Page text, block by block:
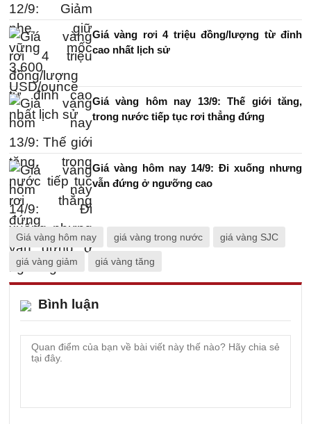
Giá vàng rơi 4 triệu đồng/lượng từ đỉnh
cao nhất lịch sử
Giá vàng hôm nay 13/9: Thế giới tăng,
trong nước tiếp tục rơi thẳng đứng
Giá vàng hôm nay 14/9: Đi xuống nhưng
vẫn đứng ở ngưỡng cao
Giá vàng hôm nay giá vàng trong nước giá vàng SJC
giá vàng giảm giá vàng tăng
Bình luận